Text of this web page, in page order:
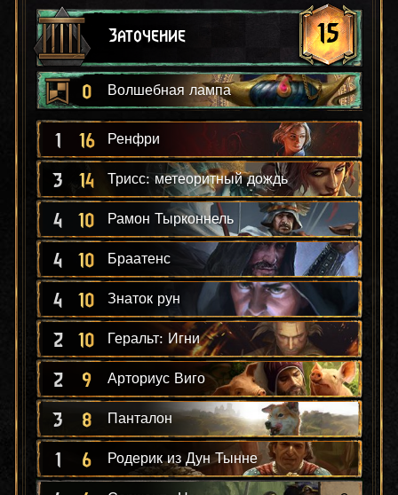
Заточение 15
0 Волшебная лампа
1 16 Ренфри
3 14 Трисс: метеоритный дождь
4 10 Рамон Тырконнель
4 10 Браатенс
4 10 Знаток рун
2 10 Геральт: Игни
2 9 Арториус Виго
3 8 Панталон
1 6 Родерик из Дун Тынне